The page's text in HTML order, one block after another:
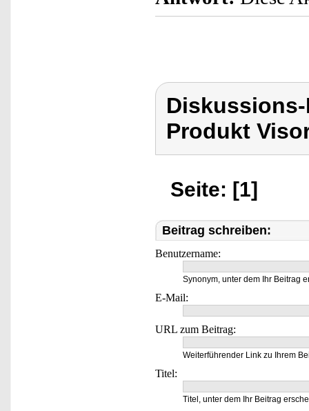
Produkt
Seite: [1]
Beitrag schreiben:
Benutzername:
Synonym, unter dem Ihr Beitrag
E-Mail:
URL zum Beitrag:
Weiterführender Link zu Ihrem
Titel:
Titel, unter dem Ihr Beitrag